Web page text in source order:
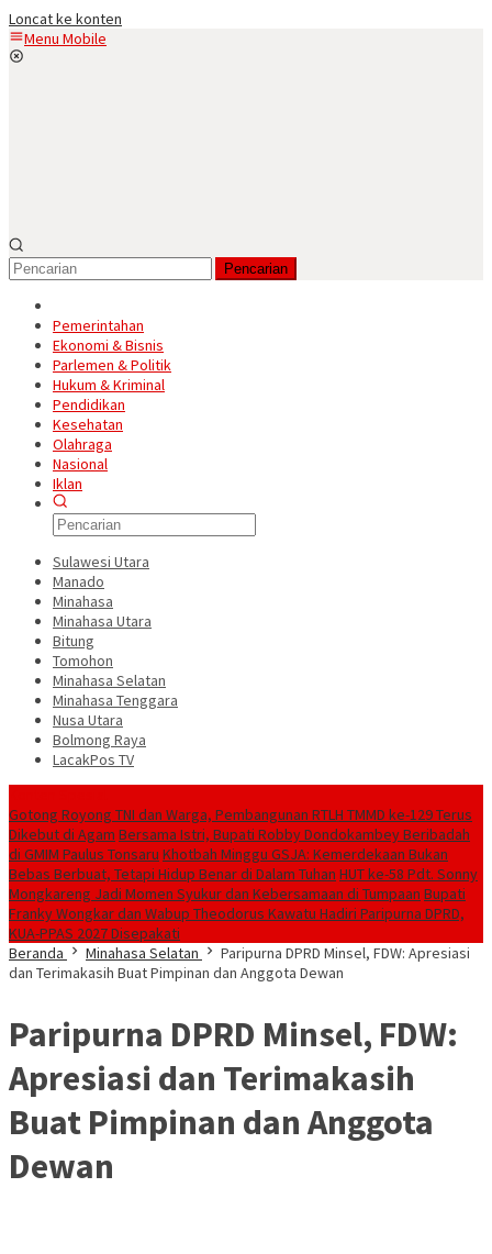
Loncat ke konten
Menu Mobile
Pencarian
Pemerintahan
Ekonomi & Bisnis
Parlemen & Politik
Hukum & Kriminal
Pendidikan
Kesehatan
Olahraga
Nasional
Iklan
Sulawesi Utara
Manado
Minahasa
Minahasa Utara
Bitung
Tomohon
Minahasa Selatan
Minahasa Tenggara
Nusa Utara
Bolmong Raya
LacakPos TV
Gotong Royong TNI dan Warga, Pembangunan RTLH TMMD ke-129 Terus
Dikebut di Agam Bersama Istri, Bupati Robby Dondokambey Beribadah
di GMIM Paulus Tonsaru Khotbah Minggu GSJA: Kemerdekaan Bukan
Bebas Berbuat, Tetapi Hidup Benar di Dalam Tuhan HUT ke-58 Pdt. Sonny
Mongkareng Jadi Momen Syukur dan Kebersamaan di Tumpaan Bupati
Franky Wongkar dan Wabup Theodorus Kawatu Hadiri Paripurna DPRD,
KUA-PPAS 2027 Disepakati
Beranda
Minahasa Selatan
Paripurna DPRD Minsel, FDW: Apresiasi
dan Terimakasih Buat Pimpinan dan Anggota Dewan
Paripurna DPRD Minsel, FDW:
Apresiasi dan Terimakasih
Buat Pimpinan dan Anggota
Dewan